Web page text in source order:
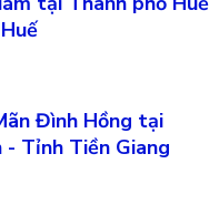
Đình Hồng tại
- Tỉnh Tiền Giang